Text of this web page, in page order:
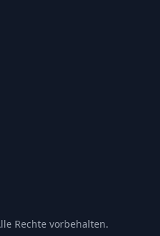
Rechte vorbehalten.